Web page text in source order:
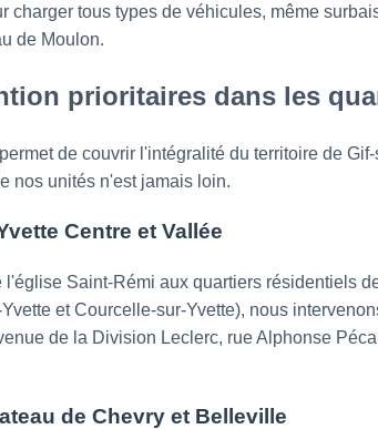
charger tous types de véhicules, même
de Moulon.
prioritaires dans les
de couvrir l'intégralité du territoire de
nos unités n'est jamais loin.
Centre et Vallée
l'église Saint-Rémi aux quartiers résidentiels
et Courcelle-sur-Yvette), nous
de la Division Leclerc, rue Alphonse
de Chevry et Belleville